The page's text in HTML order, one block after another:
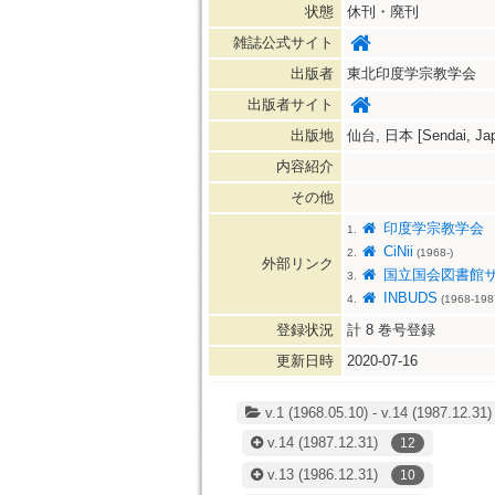
状態
休刊・廃刊
雑誌公式サイト
出版者
東北印度学宗教学会
出版者サイト
出版地
仙台, 日本 [Sendai,
内容紹介
その他
外部リンク
1. 印度学宗教学会
2. CiNii (1968-)
3.
国立国会図書館
4.
INBUDS (1968-
登録状況 計 8巻号登録
更新日時
2020-07-16
v.1 (1968.05.10) - v.14 (1987.12.31)
v.14(1987.12.31) 12
v.13(1986.12.31) 10